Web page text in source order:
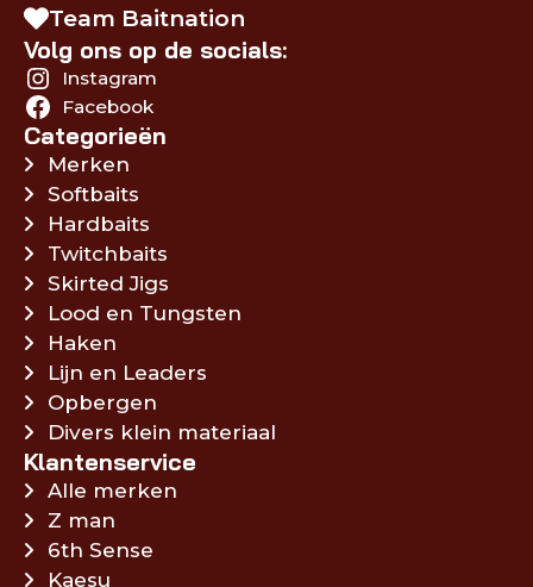
Team Baitnation
Volg ons op de socials:
Instagram
Facebook
Categorieën
Merken
Softbaits
Hardbaits
Twitchbaits
Skirted Jigs
Lood en Tungsten
Haken
Lijn en Leaders
Opbergen
Divers klein materiaal
Klantenservice
Alle merken
Z man
6th Sense
Kaesu